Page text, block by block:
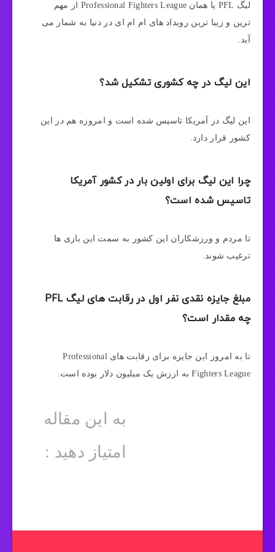
لیگ PFL یا همان Professional Fighters League از مهم
ترین و زیبا ترین رویداد های ام ام ای در دنیا به شمار می
آید.
این لیگ در چه کشوری تشکیل شد؟
این لیگ در آمریکا تاسیس شده است و امروزه هم در این
کشور قرار دارد.
چرا این لیگ برای اولین بار در کشور آمریکا
تاسیس شده است؟
تا مردم و ورزشکاران این کشور به سمت این بازی ها
ترغیب شوند.
مبلغ جایزه نقدی نفر اول در رقابت های لیگ PFL
چه مقدار است؟
تا به امروز این جایزه برای رقابت های Professional
Fighters League به ارزش یک میلیون دلار بوده است.
به این مقاله
امتیاز دهید :